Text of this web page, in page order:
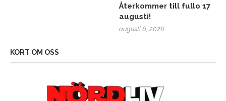
Återkommer till fullo 17
augusti!
augusti 6, 2026
KORT OM OSS